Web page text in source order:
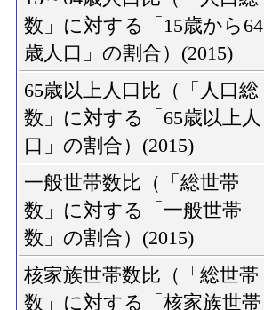
数」に対する「15歳から64
歳人口」の割合）(2015)
65歳以上人口比（「人口総
数」に対する「65歳以上人
口」の割合）(2015)
一般世帯数比（「総世帯
数」に対する「一般世帯
数」の割合）(2015)
核家族世帯数比（「総世帯
数」に対する「核家族世帯